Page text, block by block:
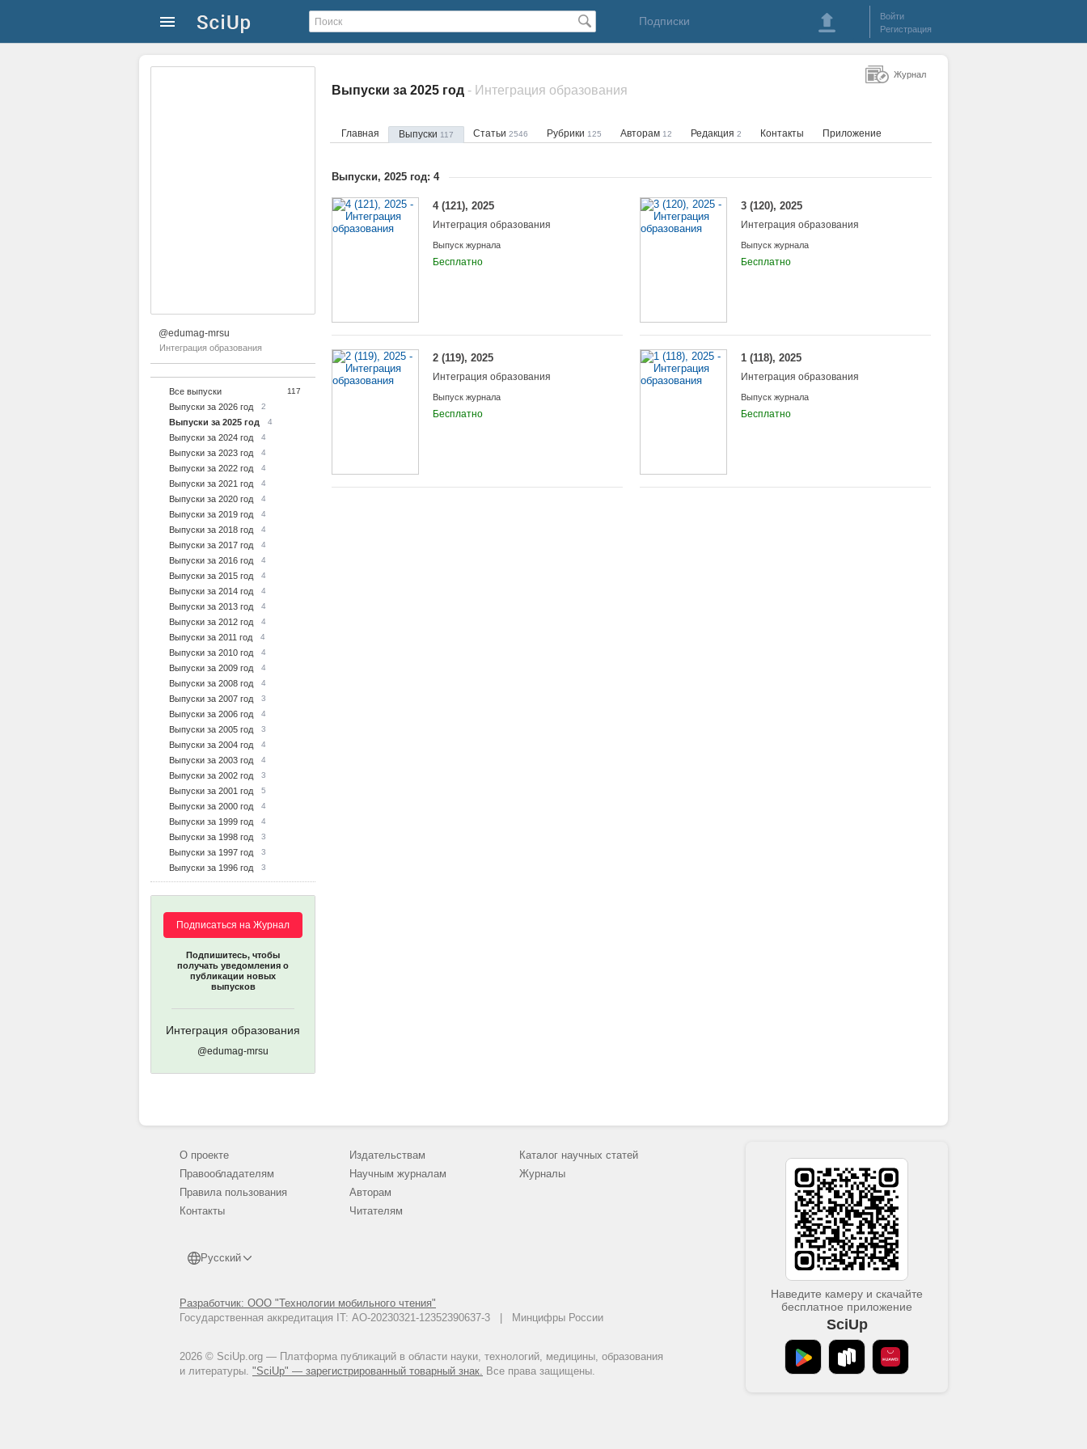
Подписки
Войти
Регистрация
@edumag-mrsu
Интеграция образования
Все выпуски 117
Выпуски за 2026 год 2
Выпуски за 2025 год 4
Выпуски за 2024 год 4
Выпуски за 2023 год 4
Выпуски за 2022 год 4
Выпуски за 2021 год 4
Выпуски за 2020 год 4
Выпуски за 2019 год 4
Выпуски за 2018 год 4
Выпуски за 2017 год 4
Выпуски за 2016 год 4
Выпуски за 2015 год 4
Выпуски за 2014 год 4
Выпуски за 2013 год 4
Выпуски за 2012 год 4
Выпуски за 2011 год 4
Выпуски за 2010 год 4
Выпуски за 2009 год 4
Выпуски за 2008 год 4
Выпуски за 2007 год 3
Выпуски за 2006 год 4
Выпуски за 2005 год 3
Выпуски за 2004 год 4
Выпуски за 2003 год 4
Выпуски за 2002 год 3
Выпуски за 2001 год 5
Выпуски за 2000 год 4
Выпуски за 1999 год 4
Выпуски за 1998 год 3
Выпуски за 1997 год 3
Выпуски за 1996 год 3
Подписаться на Журнал
Подпишитесь, чтобы
получать уведомления о
публикации новых
выпусков
Интеграция образования
@edumag-mrsu
Выпуски за 2025 год - Интеграция образования
Главная Выпуски 117 Статьи 2546 Рубрики 125 Авторам 12 Редакция 2 Контакты Приложение
Выпуски, 2025 год: 4
4 (121), 2025
Интеграция образования
Выпуск журнала
Бесплатно
3 (120), 2025
Интеграция образования
Выпуск журнала
Бесплатно
2 (119), 2025
Интеграция образования
Выпуск журнала
Бесплатно
1 (118), 2025
Интеграция образования
Выпуск журнала
Бесплатно
Журнал
О проекте
Правообладателям
Правила пользования
Контакты
Русский
Разработчик: ООО "Технологии мобильного чтения"
Государственная аккредитация IT: АО-20230321-12352390637-3 | Минцифры России
2026 © SciUp.org — Платформа публикаций в области науки, технологий, медицины, образования
и литературы. "SciUp" — зарегистрированный товарный знак. Все права защищены.
Издательствам
Научным журналам
Авторам
Читателям
Каталог научных статей
Журналы
Наведите камеру и скачайте
бесплатное приложение
SciUp